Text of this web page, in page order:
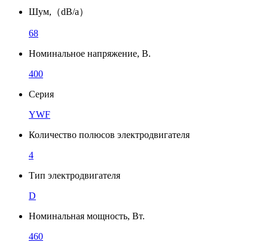
Шум,（dB/a）
68
Номинальное напряжение, В.
400
Серия
YWF
Количество полюсов электродвигателя
4
Тип электродвигателя
D
Номинальная мощность, Вт.
460